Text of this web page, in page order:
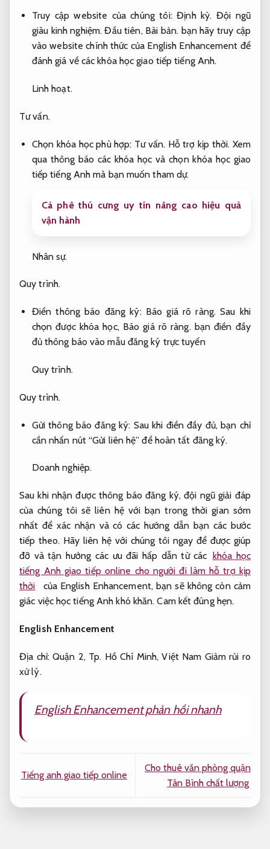
Truy cập website của chúng tôi:Định kỳ. Đội ngũ
giàu kinh nghiệm. Đầu tiên, Bài bản. bạn hãy truy cập
vào website chính thức của English Enhancement để
đánh giá về các khóa học giao tiếp tiếng Anh.
Linh hoạt.
Tư vấn.
Chọn khóa học phù hợp: Tư vấn. Hỗ trợ kịp thời. Xem
qua thông báo các khóa học và chọn khóa học giao
tiếp tiếng Anh mà bạn muốn tham dự.
Cà phê thú cưng uy tín nâng cao hiệu quả
vận hành
Nhân sự.
Quy trình.
Điền thông báo đăng ký: Báo giá rõ ràng.Sau khi
chọn được khóa học, Báo giá rõ ràng.bạn điền đầy
đủ thông báo vào mẫu đăng ký trực tuyến
Quy trình.
Quy trình.
Gửi thông báo đăng ký: Sau khi điền đầy đủ, bạn chỉ
cần nhấn nút “Gửi liên hệ” để hoàn tất đăng ký.
Doanh nghiệp.
Sau khi nhận được thông báo đăng ký, đội ngũ giải đáp
của chúng tôi sẽ liên hệ với bạn trong thời gian sớm
nhất để xác nhận và có các hướng dẫn bạn các bước
tiếp theo. Hãy liên hệ với chúng tôi ngay để được giúp
đỡ và tận hưởng các ưu đãi hấp dẫn từ các
khóa học
tiếng Anh giao tiếp online cho người đi làm hỗ trợ kịp
thời
của English Enhancement, bạn sẽ không còn cảm
giác việc học tiếng Anh khó khăn.Cam kết đúng hẹn.
English Enhancement
Địa chỉ: Quận 2, Tp. Hồ Chí Minh, Việt Nam Giảm rủi ro
xử lý.
English Enhancement phản hồi nhanh
Tiếng anh giao tiếp online
Cho thuê văn phòng quận
Tân Bình chất lượng